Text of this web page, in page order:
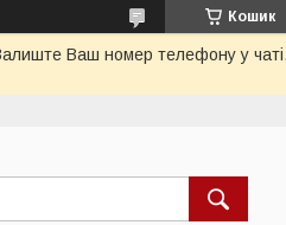
Кошик
Ваш номер телефону у